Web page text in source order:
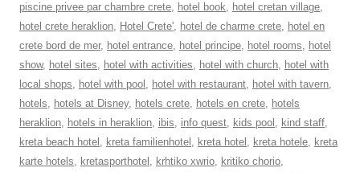
piscine privee par chambre crete, hotel book, hotel cretan village,
hotel crete heraklion, Hotel Crete', hotel de charme crete, hotel en
crete bord de mer, hotel entrance, hotel principe, hotel rooms, hotel
show, hotel sites, hotel with activities, hotel with church, hotel with
local shops, hotel with pool , hotel with restaurant, hotel with tavern,
hotels, hotels at Disney, hotels crete, hotels en crete, hotels
heraklion, hotels in heraklion, ibis, info quest, kids pool , kind staff,
kreta beach hotel , kreta familienhotel , kreta hotel , kreta hotele, kreta
karte hotels, kretasporthotel , krhtiko xwrio, kritiko chorio,